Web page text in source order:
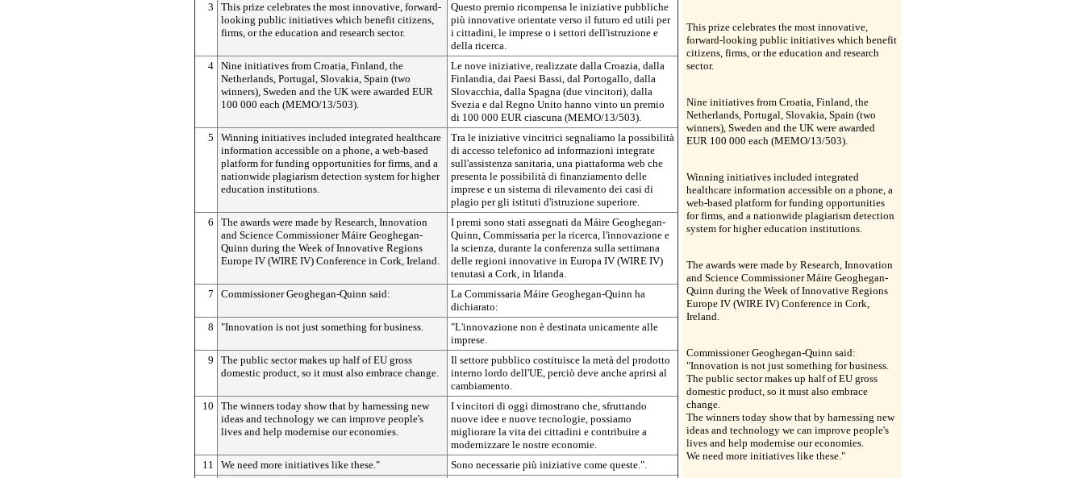
3
This prize celebrates the most innovative, forward-
looking public initiatives which benefit citizens,
firms, or the education and research sector.
Questo premio ricompensa le iniziative pubbliche
più innovative orientate verso il futuro ed utili per
i cittadini, le imprese o i settori dell'istruzione e
della ricerca.
4 Nine initiatives from Croatia, Finland, the
Netherlands, Portugal, Slovakia, Spain (two
winners), Sweden and the UK were awarded EUR
100 000 each (MEMO/13/503).
Le nove iniziative, realizzate dalla Croazia, dalla
Finlandia, dai Paesi Bassi, dal Portogallo, dalla
Slovacchia, dalla Spagna (due vincitori), dalla
Svezia e dal Regno Unito hanno vinto un premio
di 100 000 EUR ciascuna (MEMO/13/503).
5
Winning initiatives included integrated healthcare
information accessible on a phone, a web-based
platform for funding opportunities for firms, and a
nationwide plagiarism detection system for higher
education institutions.
Tra le iniziative vincitrici segnaliamo la possibilità
di accesso telefonico ad informazioni integrate
sull'assistenza sanitaria, una piattaforma web che
presenta le possibilità di finanziamento delle
imprese e un sistema di rilevamento dei casi di
plagio per gli istituti d'istruzione superiore.
6
The awards were made by Research, Innovation
and Science Commissioner Máire Geoghegan-
Quinn during the Week of Innovative Regions
Europe IV (WIRE IV) Conference in Cork, Ireland.
I premi sono stati assegnati da Máire Geoghegan-
Quinn, Commissaria per la ricerca, l'innovazione e
la scienza, durante la conferenza sulla settimana
delle regioni innovative in Europa IV (WIRE IV)
tenutasi a Cork, in Irlanda.
7
Commissioner Geoghegan-Quinn said:
La Commissaria Máire Geoghegan-Quinn ha
dichiarato:
8
"Innovation is not just something for business.
"L'innovazione non è destinata unicamente alle
imprese.
9
The public sector makes up half of EU gross
domestic product, so it must also embrace change.
Il settore pubblico costituisce la metà del prodotto
interno lordo dell'UE, perciò deve anche aprirsi al
cambiamento.
10
The winners today show that by harnessing new
ideas and technology we can improve people's
lives and help modernise our economies.
I vincitori di oggi dimostrano che, sfruttando
nuove idee e nuove tecnologie, possiamo
migliorare la vita dei cittadini e contribuire a
modernizzare le nostre economie.
11
We need more initiatives like these."
Sono necessarie più iniziative come queste.".
This prize celebrates the most innovative,
forward-looking public initiatives which benefit
citizens, firms, or the education and research
sector.
Nine initiatives from Croatia, Finland, the
Netherlands, Portugal, Slovakia, Spain (two
winners), Sweden and the UK were awarded
EUR 100 000 each (MEMO/13/503).
Winning initiatives included integrated
healthcare information accessible on a phone, a
web-based platform for funding opportunities
for firms, and a nationwide plagiarism detection
system for higher education institutions.
The awards were made by Research, Innovation
and Science Commissioner Máire Geoghegan-
Quinn during the Week of Innovative Regions
Europe IV (WIRE IV) Conference in Cork,
Ireland.
Commissioner Geoghegan-Quinn said:
"Innovation is not just something for business.
The public sector makes up half of EU gross
domestic product, so it must also embrace
change.
The winners today show that by harnessing new
ideas and technology we can improve people's
lives and help modernise our economies.
We need more initiatives like these."